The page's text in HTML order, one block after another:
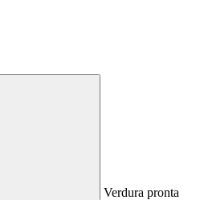
Verdura pronta